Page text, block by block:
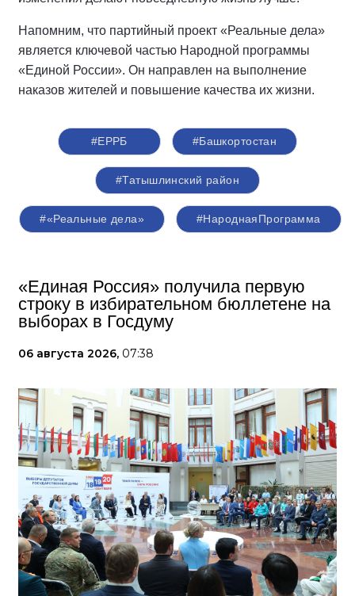
Напомним, что партийный проект «Реальные дела»
является ключевой частью Народной программы
«Единой России». Он направлен на выполнение
наказов жителей и повышение качества их жизни.
#ЕРРБ #Башкортостан
#Татышлинский район
#«Реальные дела» #НароднаяПрограмма
«Единая Россия» получила первую
строку в избирательном бюллетене на
выборах в Госдуму
06 августа 2026, 07:38